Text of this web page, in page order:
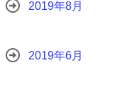
2019年8月
2019年6月